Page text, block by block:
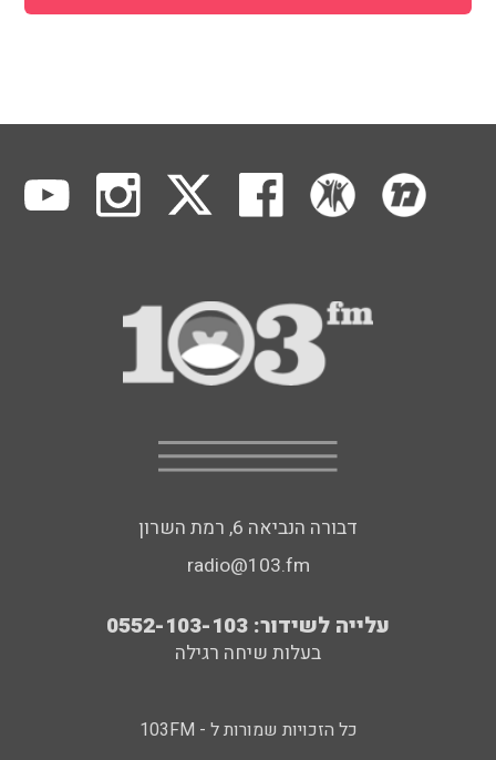
דבורה הנביאה 6, רמת השרון
radio@103.fm
עלייה לשידור: 0552-103-103
בעלות שיחה רגילה
כל הזכויות שמורות ל - 103FM